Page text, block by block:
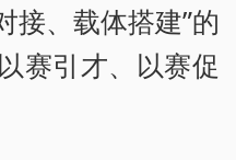
接、载体搭建”的
赛引才、以赛促